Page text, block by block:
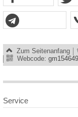
Zum Seitenanfang
Webcode: gm154649
Service